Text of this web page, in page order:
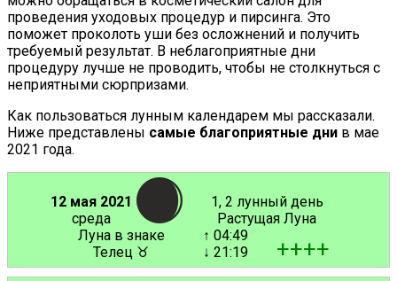
проведения уходовых процедур и пирсинга. Это
поможет проколоть уши без осложнений и получить
требуемый результат. В неблагоприятные дни
процедуру лучше не проводить, чтобы не столкнуться с
неприятными сюрпризами.
Как пользоваться лунным календарем мы рассказали.
Ниже представлены самые благоприятные дни в мае
2021 года.
12 мая 2021
среда
1, 2 лунный день
Растущая Луна
Луна в знаке
Телец ♉
↑ 04:49
↓ 21:19
++++